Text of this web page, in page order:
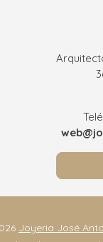
Joyeria José